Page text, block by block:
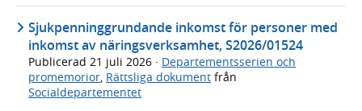
Sjukpenninggrundande inkomst för personer med
inkomst av näringsverksamhet, S2026/01524
Publicerad 21 juli 2026 · Departementsserien och
promemorior, Rättsliga dokument från
Socialdepartementet